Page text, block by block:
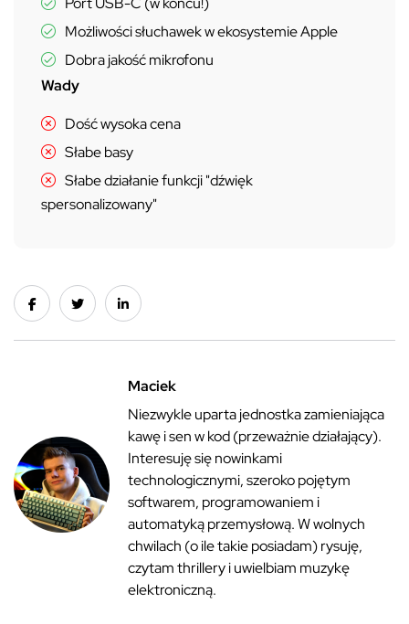
Możliwości słuchawek w ekosystemie Apple
Dobra jakość mikrofonu
Wady
Dość wysoka cena
Słabe basy
Słabe działanie funkcji "dźwięk
spersonalizowany"
Maciek
Niezwykle uparta jednostka zamieniająca
kawę i sen w kod (przeważnie działający).
Interesuję się nowinkami
technologicznymi, szeroko pojętym
softwarem, programowaniem i
automatyką przemysłową. W wolnych
chwilach (o ile takie posiadam) rysuję,
czytam thrillery i uwielbiam muzykę
elektroniczną.